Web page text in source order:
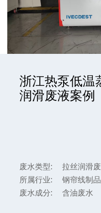
浙江热泵低温
润滑废液案例
废水类型:
拉丝润滑
所属行业:
钢帘线制品
废水成分:
含油废水